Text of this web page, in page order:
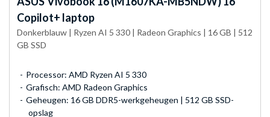
Copilot+ laptop
Donkerblauw | Ryzen AI 5 330 | Radeon Graphics | 16 GB | 512
GB SSD
Processor: AMD Ryzen AI 5 330
Grafisch: AMD Radeon Graphics
Geheugen: 16 GB DDR5-werkgeheugen | 512 GB SSD-
opslag